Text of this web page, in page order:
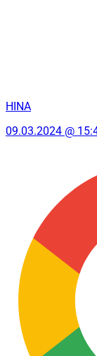
HINA
09.03.2024 @